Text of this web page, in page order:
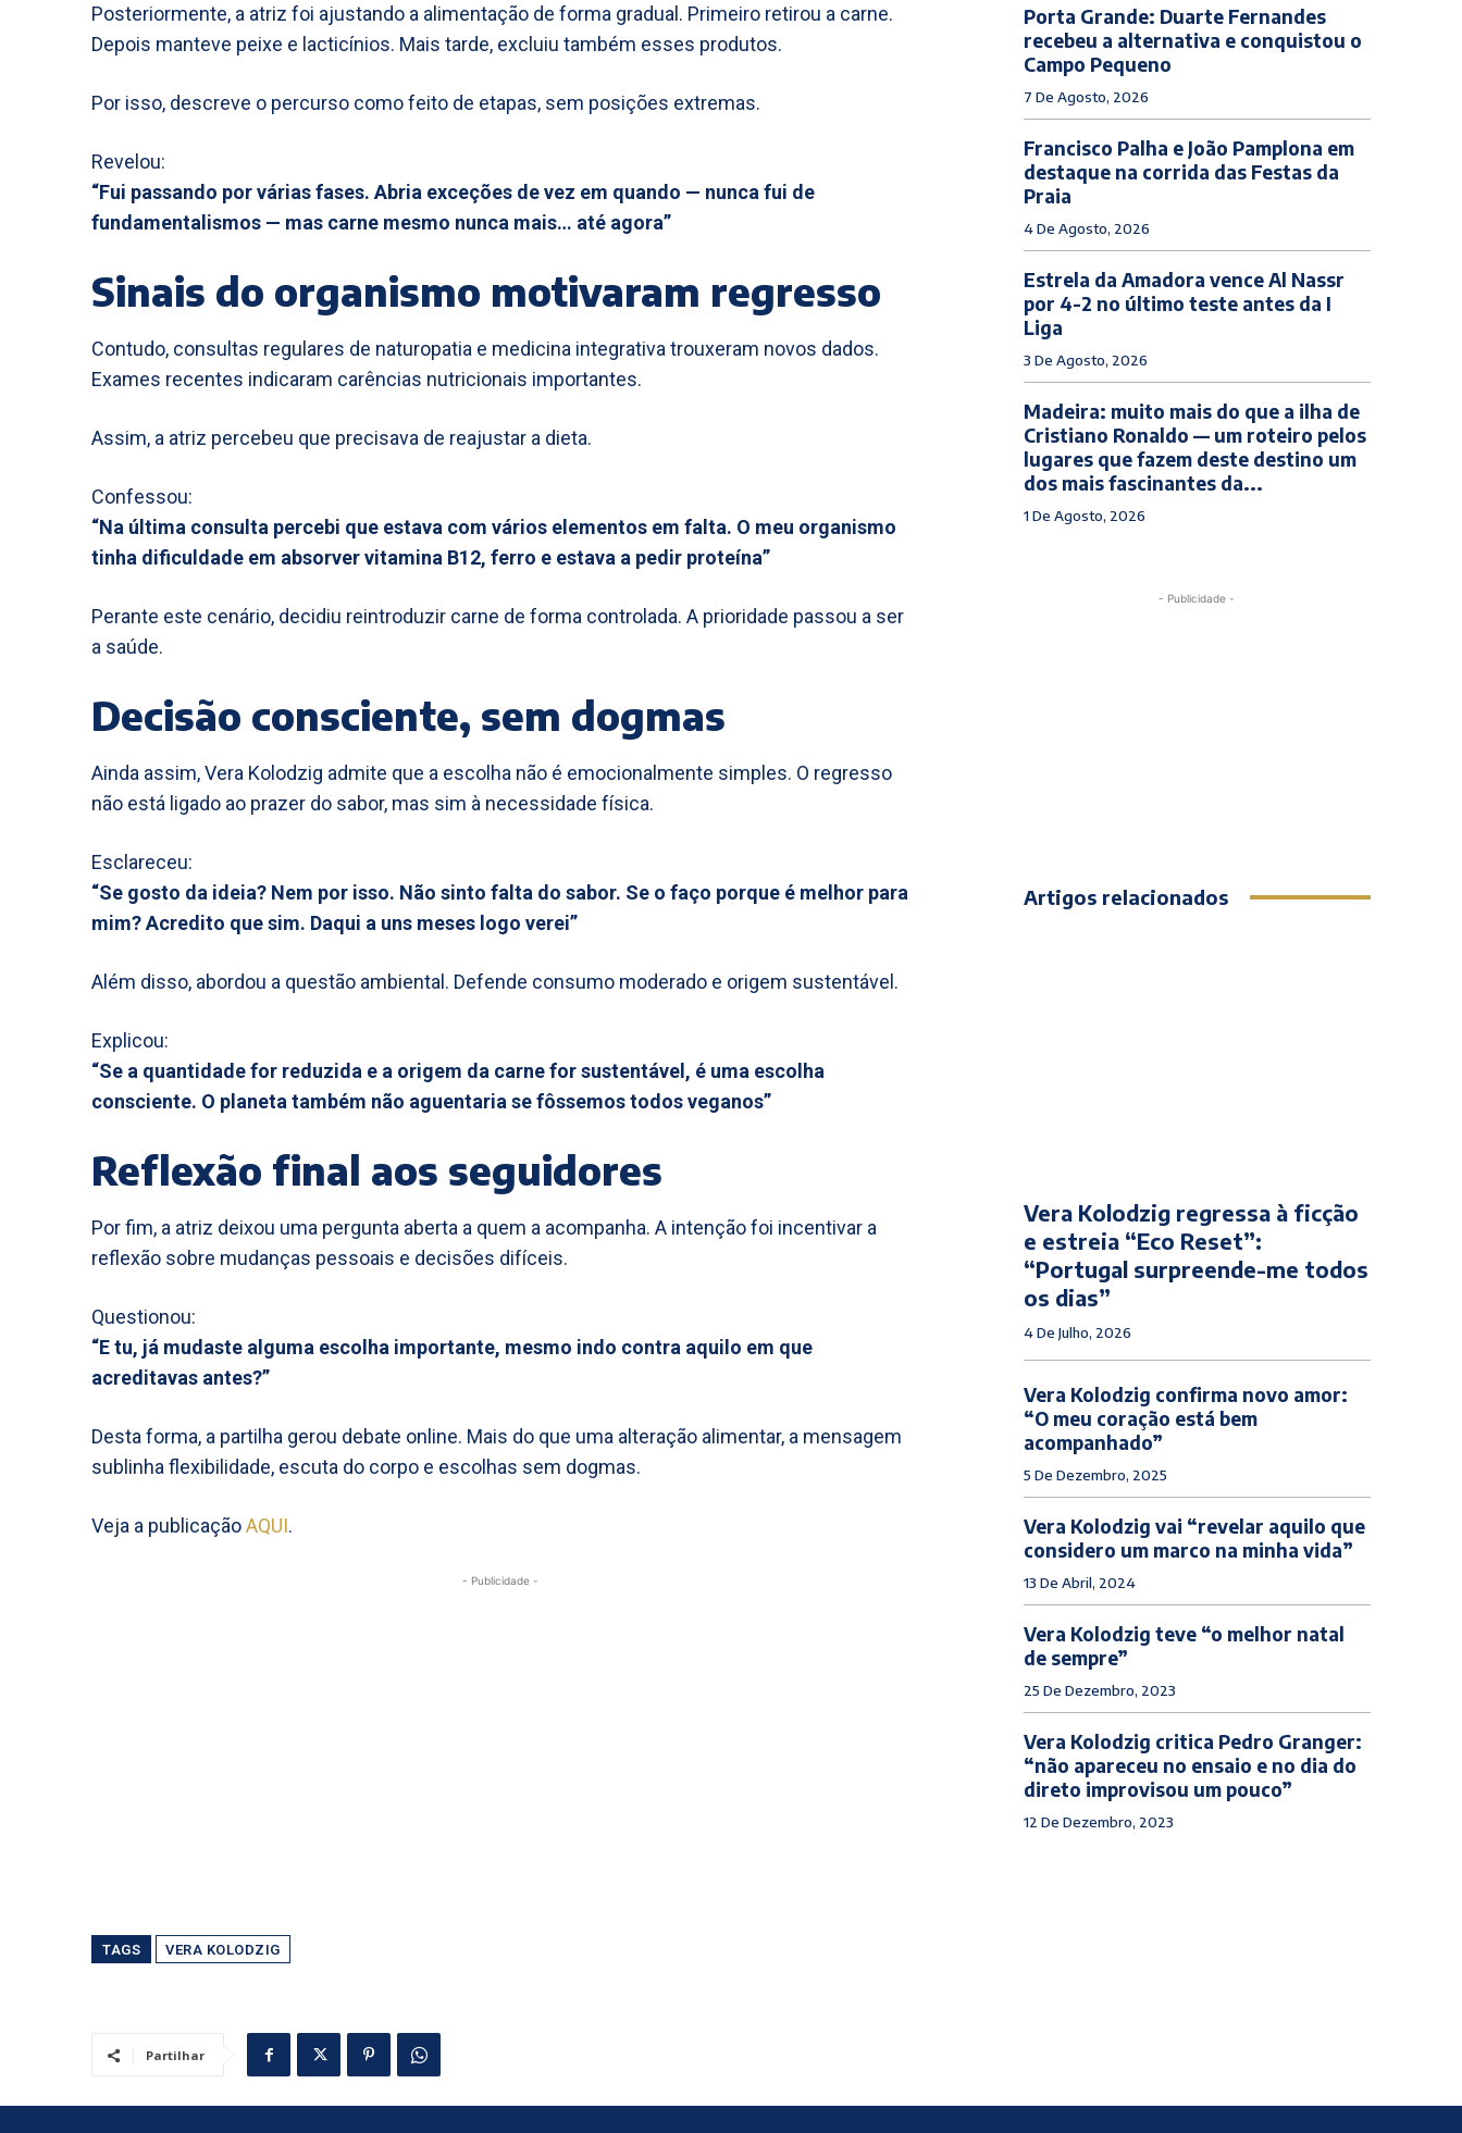
Posteriormente, a atriz foi ajustando a alimentação de forma gradual. Primeiro retirou a carne.
Depois manteve peixe e lacticínios. Mais tarde, excluiu também esses produtos.
Por isso, descreve o percurso como feito de etapas, sem posições extremas.
Revelou:
“Fui passando por várias fases. Abria exceções de vez em quando — nunca fui de
fundamentalismos — mas carne mesmo nunca mais… até agora”
Sinais do organismo motivaram regresso
Contudo, consultas regulares de naturopatia e medicina integrativa trouxeram novos dados.
Exames recentes indicaram carências nutricionais importantes.
Assim, a atriz percebeu que precisava de reajustar a dieta.
Confessou:
“Na última consulta percebi que estava com vários elementos em falta. O meu organismo
tinha dificuldade em absorver vitamina B12, ferro e estava a pedir proteína”
Perante este cenário, decidiu reintroduzir carne de forma controlada. A prioridade passou a ser
a saúde.
Decisão consciente, sem dogmas
Ainda assim, Vera Kolodzig admite que a escolha não é emocionalmente simples. O regresso
não está ligado ao prazer do sabor, mas sim à necessidade física.
Esclareceu:
“Se gosto da ideia? Nem por isso. Não sinto falta do sabor. Se o faço porque é melhor para
mim? Acredito que sim. Daqui a uns meses logo verei”
Além disso, abordou a questão ambiental. Defende consumo moderado e origem sustentável.
Explicou:
“Se a quantidade for reduzida e a origem da carne for sustentável, é uma escolha
consciente. O planeta também não aguentaria se fôssemos todos veganos”
Reflexão final aos seguidores
Por fim, a atriz deixou uma pergunta aberta a quem a acompanha. A intenção foi incentivar a
reflexão sobre mudanças pessoais e decisões difíceis.
Questionou:
“E tu, já mudaste alguma escolha importante, mesmo indo contra aquilo em que
acreditavas antes?”
Desta forma, a partilha gerou debate online. Mais do que uma alteração alimentar, a mensagem
sublinha flexibilidade, escuta do corpo e escolhas sem dogmas.
Veja a publicaçãoAQUI.
- Publicidade -
TAGS VERA KOLODZIG
Partilhar
Porta Grande: Duarte Fernandes
recebeu a alternativa e conquistou o
Campo Pequeno
7 De Agosto, 2026
Francisco Palha e João Pamplona em
destaque na corrida das Festas da
Praia
4 De Agosto, 2026
Estrela da Amadora vence Al Nassr
por 4-2 no último teste antes da I
Liga
3 De Agosto, 2026
Madeira: muito mais do que a ilha de
Cristiano Ronaldo — um roteiro pelos
lugares que fazem deste destino um
dos mais fascinantes da...
1 De Agosto, 2026
- Publicidade -
Artigos relacionados
Vera Kolodzig regressa à ficção
e estreia “Eco Reset”:
“Portugal surpreende-me todos
os dias”
4 De Julho, 2026
Vera Kolodzig confirma novo amor:
“O meu coração está bem
acompanhado”
5 De Dezembro, 2025
Vera Kolodzig vai “revelar aquilo que
considero um marco na minha vida”
13 De Abril, 2024
Vera Kolodzig teve “o melhor natal
de sempre”
25 De Dezembro, 2023
Vera Kolodzig critica Pedro Granger:
“não apareceu no ensaio e no dia do
direto improvisou um pouco”
12 De Dezembro, 2023